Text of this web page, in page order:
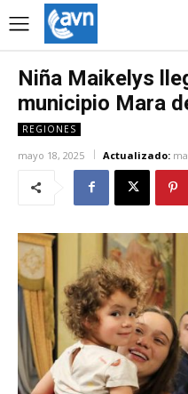
Niña Maikelys
municipio Mara
REGIONES
mayo 18, 2025 Actualizado: